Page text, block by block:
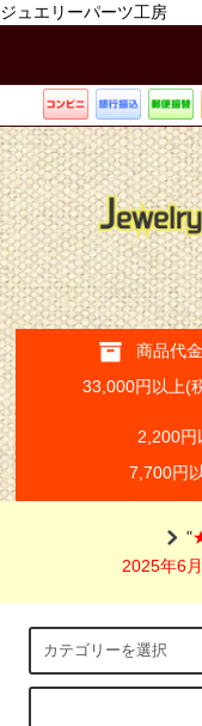
ジュエリーパーツ工房
商品代
33,000円以上(
2,200円
7,700円
"
2025年6